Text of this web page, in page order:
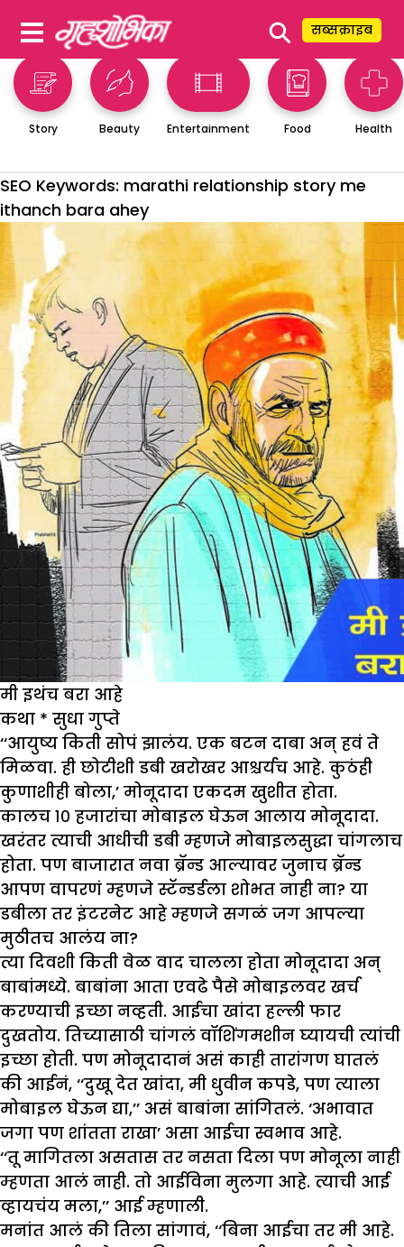
⚲ सब्सक्राइब
Story Beauty Entertainment Food Health
SEO Keywords: marathi relationship story me
ithanch bara ahey
मी इथंच बरा आहे
कथा * सुधा गुप्ते
‘‘आयुष्य किती सोपं झालंय. एक बटन दाबा अन् हवं ते
मिळवा. ही छोटीशी डबी खरोखर आश्चर्यच आहे. कुठंही
कुणाशीही बोला,’ मोनूदादा एकदम खुशीत होता.
कालच १० हजारांचा मोबाइल घेऊन आलाय मोनूदादा.
खरंतर त्याची आधीची डबी म्हणजे मोबाइलसुद्धा चांगलाच
होता. पण बाजारात नवा ब्रॅन्ड आल्यावर जुनाच ब्रॅन्ड
आपण वापरणं म्हणजे स्टॅन्डर्डला शोभत नाही ना? या
डबीला तर इंटरनेट आहे म्हणजे सगळं जग आपल्या
मुठीतच आलंय ना?
त्या दिवशी किती वेळ वाद चालला होता मोनूदादा अन्
बाबांमध्ये. बाबांना आता एवढे पैसे मोबाइलवर खर्च
करण्याची इच्छा नव्हती. आईचा खांदा हल्ली फार
दुखतोय. तिच्यासाठी चांगलं वॉशिंगमशीन घ्यायची त्यांची
इच्छा होती. पण मोनूदादानं असं काही तारांगण घातलं
की आईनं, ‘‘दुखू देत खांदा, मी धुवीन कपडे, पण त्याला
मोबाइल घेऊन द्या,’’ असं बाबांना सांगितलं. ‘अभावात
जगा पण शांतता राखा’ असा आईचा स्वभाव आहे.
‘‘तू मागितला असतास तर नसता दिला पण मोनूला नाही
म्हणता आलं नाही. तो आईविना मुलगा आहे. त्याची आई
व्हायचंय मला,’’ आई म्हणाली.
मनांत आलं की तिला सांगावं, ‘‘बिना आईचा तर मी आहे.